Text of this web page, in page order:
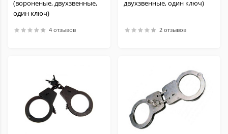
(вороненые, двухзвенные,
один ключ)
4 отзывов
двухзвенные, один ключ)
2 отзывов